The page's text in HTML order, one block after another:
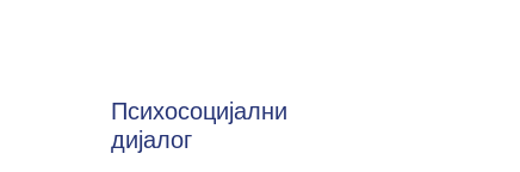
Психосоцијални
дијалог